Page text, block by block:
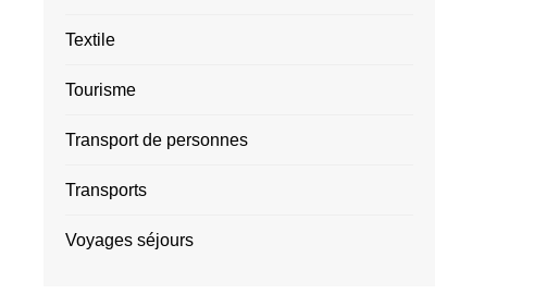
Textile
Tourisme
Transport de personnes
Transports
Voyages séjours